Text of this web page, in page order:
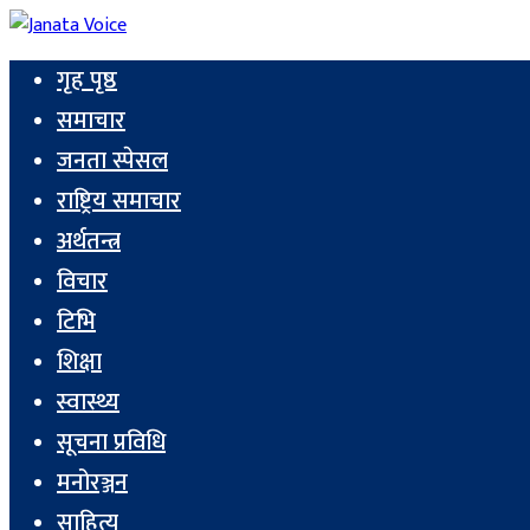
गृह पृष्ठ
समाचार
जनता स्पेसल
राष्ट्रिय समाचार
अर्थतन्त्र
विचार
टिभि
शिक्षा
स्वास्थ्य
सूचना प्रविधि
मनोरञ्जन